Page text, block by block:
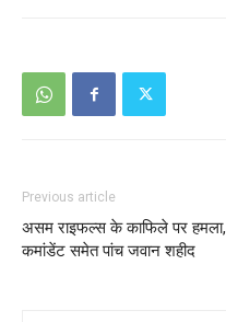
Previous article
असम राइफल्स के काफिले पर हमला,
कमांडेंट समेत पांच जवान शहीद